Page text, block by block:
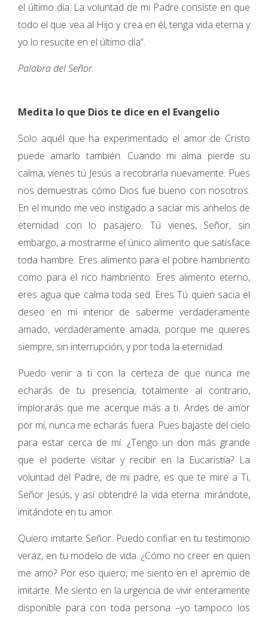
el último día. La voluntad de mi Padre consiste en que
todo el que vea al Hijo y crea en él, tenga vida eterna y
yo lo resucite en el último día”.
Palabra del Señor.
Medita lo que Dios te dice en el Evangelio
Solo aquél que ha experimentado el amor de Cristo
puede amarlo también. Cuando mi alma pierde su
calma, vienes tú Jesús a recobrarla nuevamente. Pues
nos demuestras cómo Dios fue bueno con nosotros.
En el mundo me veo instigado a saciar mis anhelos de
eternidad con lo pasajero. Tú vienes, Señor, sin
embargo, a mostrarme el único alimento que satisface
toda hambre. Eres alimento para el pobre hambriento
como para el rico hambriento. Eres alimento eterno,
eres agua que calma toda sed. Eres Tú quien sacia el
deseo en mi interior de saberme verdaderamente
amado, verdaderamente amada, porque me quieres
siempre, sin interrupción, y por toda la eternidad.
Puedo venir a ti con la certeza de que nunca me
echarás de tu presencia, totalmente al contrario,
implorarás que me acerque más a ti. Ardes de amor
por mí, nunca me echarás fuera. Pues bajaste del cielo
para estar cerca de mí. ¿Tengo un don más grande
que el poderte visitar y recibir en la Eucaristía? La
voluntad del Padre, de mi padre, es que te mire a Ti,
Señor Jesús, y así obtendré la vida eterna: mirándote,
imitándote en tu amor.
Quiero imitarte Señor. Puedo confiar en tu testimonio
veraz, en tu modelo de vida. ¿Cómo no creer en quien
me amó? Por eso quiero, me siento en el apremio de
imitarte. Me siento en la urgencia de vivir enteramente
disponible para con toda persona –yo tampoco los